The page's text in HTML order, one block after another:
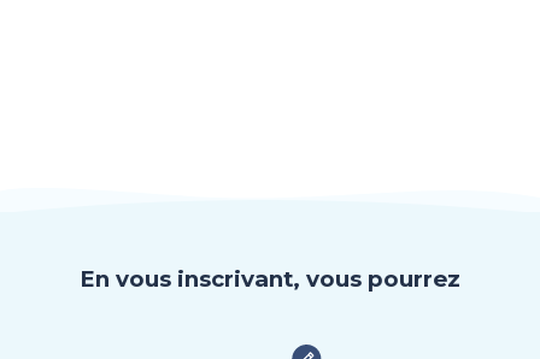
En vous inscrivant, vous pourrez